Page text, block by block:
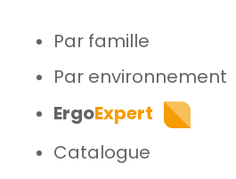
Par famille
Par environnement
ErgoExpert
Catalogue